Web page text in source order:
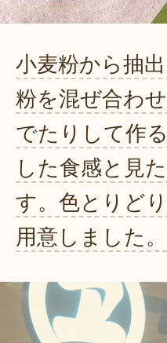
小麦粉から抽
粉を混ぜ合わ
でたりして作
した食感と見
す。色とりど
用意しました。